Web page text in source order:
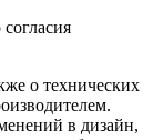
о технических
в дизайн,